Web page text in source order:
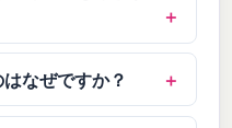
なぜですか？